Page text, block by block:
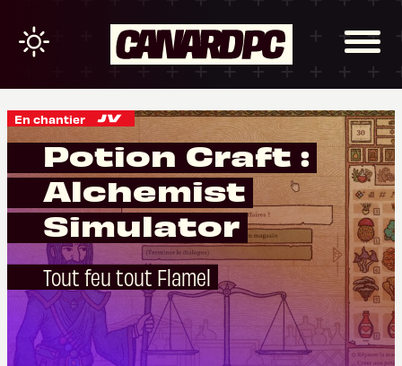
En chantier
Potion Craft :
Alchemist
Simulator
Tout feu tout Flamel